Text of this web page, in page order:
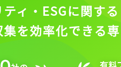
ィ・ESGに関する
を効率化できる